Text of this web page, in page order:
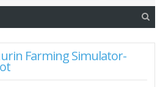
Farming Simulator-